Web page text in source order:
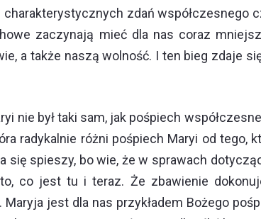
charakterystycznych zdań współczesnego
zaczynają mieć dla nas coraz
a także naszą wolność. I ten bieg zdaje
nie był taki sam, jak pośpiech
radykalnie różni pośpiech Maryi od tego,
się spieszy, bo wie, że w sprawach
co jest tu i teraz. Że zbawienie
jest dla nas przykładem Bożego